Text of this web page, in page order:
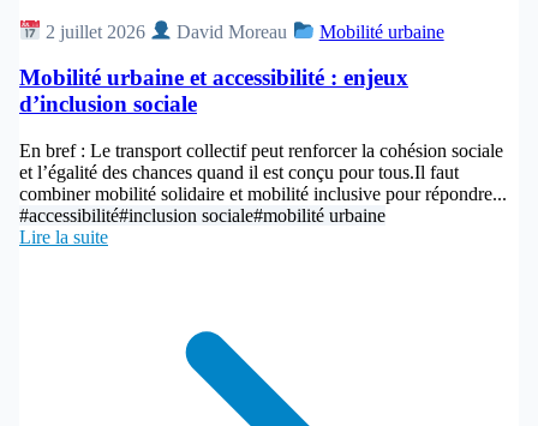
2 juillet 2026
David Moreau Mobilité urbaine
Mobilité urbaine et accessibilité : enjeux
d’inclusion sociale
En bref : Le transport collectif peut renforcer la cohésion sociale
et l’égalité des chances quand il est conçu pour tous.Il faut
combiner mobilité solidaire et mobilité inclusive pour répondre...
#accessibilité#inclusion sociale#mobilité urbaine
Lire la suite